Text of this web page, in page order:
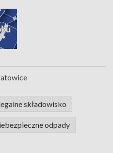
składowisko
odpady